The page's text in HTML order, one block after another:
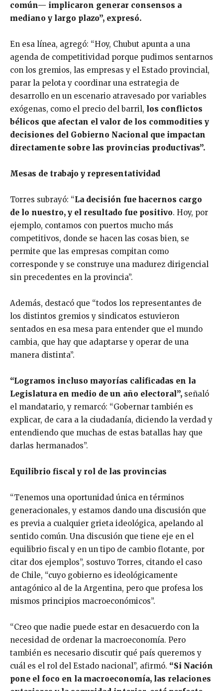
común— implicaron generar consensos a
mediano y largo plazo”, expresó.
En esa línea, agregó: “Hoy, Chubut apunta a una
agenda de competitividad porque pudimos sentarnos
con los gremios, las empresas y el Estado provincial,
parar la pelota y coordinar una estrategia de
desarrollo en un escenario atravesado por variables
exógenas, como el precio del barril, los conflictos
bélicos que afectan el valor de los commodities y
decisiones del Gobierno Nacional que impactan
directamente sobre las provincias productivas”.
Mesas de trabajo y representatividad
Torres subrayó: “La decisión fue hacernos cargo
de lo nuestro, y el resultado fue positivo. Hoy, por
ejemplo, contamos con puertos mucho más
competitivos, donde se hacen las cosas bien, se
permite que las empresas compitan como
corresponde y se construye una madurez dirigencial
sin precedentes en la provincia”.
Además, destacó que “todos los representantes de
los distintos gremios y sindicatos estuvieron
sentados en esa mesa para entender que el mundo
cambia, que hay que adaptarse y operar de una
manera distinta”.
“Logramos incluso mayorías calificadas en la
Legislatura en medio de un año electoral”, señaló
el mandatario, y remarcó: “Gobernar también es
explicar, de cara a la ciudadanía, diciendo la verdad y
entendiendo que muchas de estas batallas hay que
darlas hermanados”.
Equilibrio fiscal y rol de las provincias
“Tenemos una oportunidad única en términos
generacionales, y estamos dando una discusión que
es previa a cualquier grieta ideológica, apelando al
sentido común. Una discusión que tiene eje en el
equilibrio fiscal y en un tipo de cambio flotante, por
citar dos ejemplos”, sostuvo Torres, citando el caso
de Chile, “cuyo gobierno es ideológicamente
antagónico al de la Argentina, pero que profesa los
mismos principios macroeconómicos”.
“Creo que nadie puede estar en desacuerdo con la
necesidad de ordenar la macroeconomía. Pero
también es necesario discutir qué país queremos y
cuál es el rol del Estado nacional”, afirmó. “Si Nación
pone el foco en la macroeconomía, las relaciones